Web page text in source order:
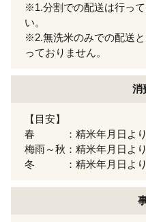
※1.分割での配送は行っ
い。
※2.無洗米のみでの配送
っておりません。
消
【目安】
春 ：精米年月日より
梅雨～秋：精米年月日よ
冬 ：精米年月日より